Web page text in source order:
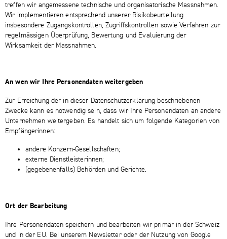
treffen wir angemessene technische und organisatorische Massnahmen.
Wir implementieren entsprechend unserer Risikobeurteilung
insbesondere Zugangskontrollen, Zugriffskontrollen sowie Verfahren zur
regelmässigen Überprüfung, Bewertung und Evaluierung der
Wirksamkeit der Massnahmen.
An wen wir Ihre Personendaten weitergeben
Zur Erreichung der in dieser Datenschutzerklärung beschriebenen
Zwecke kann es notwendig sein, dass wir Ihre Personendaten an andere
Unternehmen weitergeben. Es handelt sich um folgende Kategorien von
Empfängerinnen:
andere Konzern-Gesellschaften;
externe Dienstleisterinnen;
(gegebenenfalls) Behörden und Gerichte.
Ort der Bearbeitung
Ihre Personendaten speichern und bearbeiten wir primär in der Schweiz
und in der EU. Bei unserem Newsletter oder der Nutzung von Google